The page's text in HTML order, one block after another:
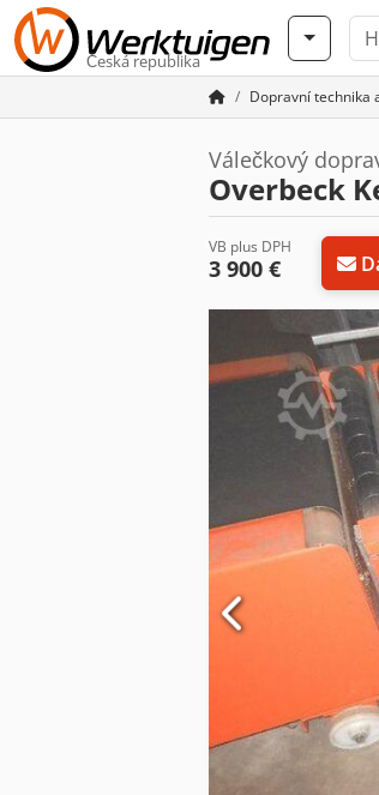
Česká republika
Dopravní technika
Válečkový
Overbeck
VB plus DPH
3 900 €